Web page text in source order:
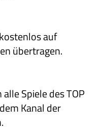
auf
übertragen.
Spiele des TOP
Kanal der